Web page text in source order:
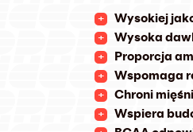
Wysokiej
Wysoka
Proporcja
Wspomaga
Chroni
Wspiera